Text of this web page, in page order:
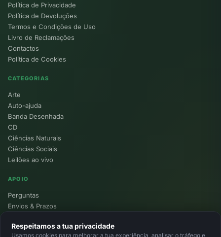
Política de Privacidade
Política de Devoluções
Termos e Condições de Uso
Livro de Reclamações
Contactos
Política de Cookies
CATEGORIAS
Arte
Auto-ajuda
Banda Desenhada
CD
Ciências Naturais
Ciências Sociais
Leilões ao vivo
APOIO
Perguntas
Envios & Prazos
Devoluções
Respeitamos a tua privacidade
Usamos cookies para melhorar a tua experiência, analisar o tráfego e